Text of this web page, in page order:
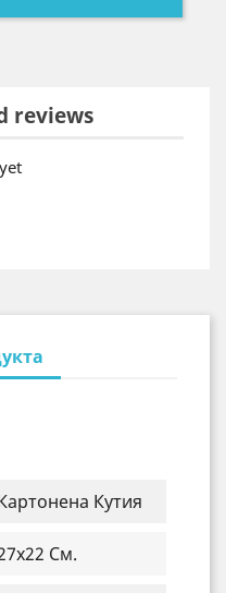
reviews
Кутия
См.